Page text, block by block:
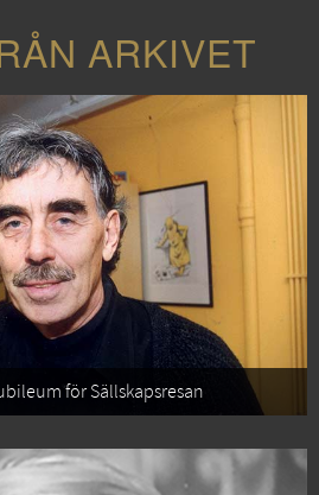
ARKIVET
för Sällskapsresan